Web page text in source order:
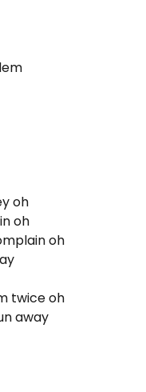
oh
oh
oh
twice oh
away